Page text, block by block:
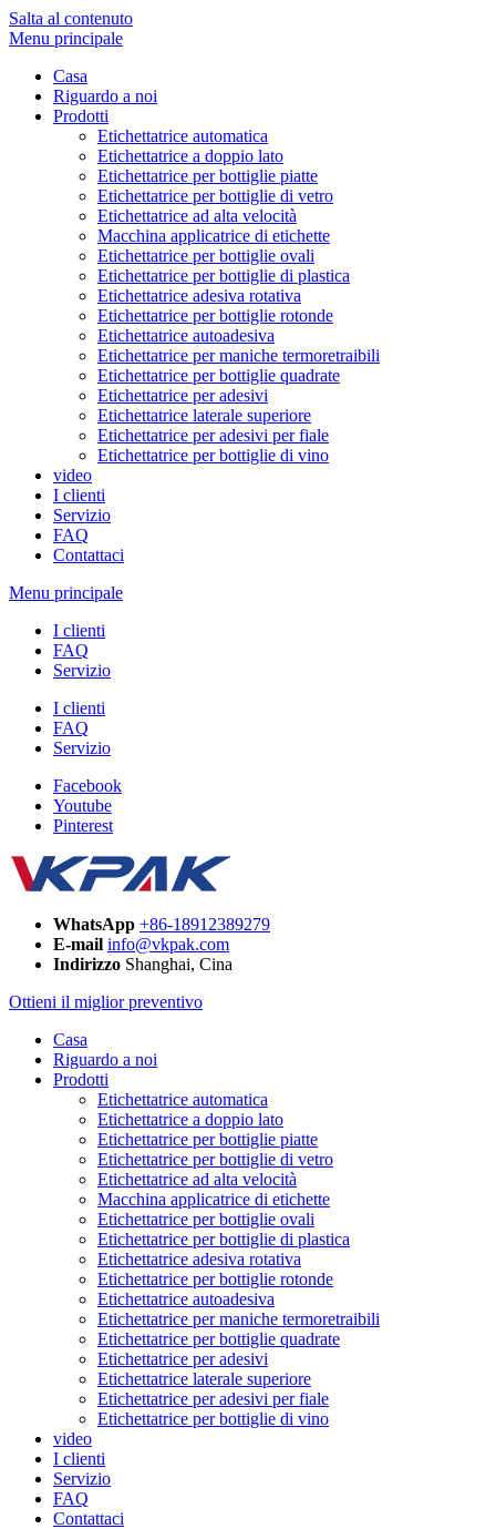
Salta al contenuto
Menu principale
Casa
Riguardo a noi
Prodotti
Etichettatrice automatica
Etichettatrice a doppio lato
Etichettatrice per bottiglie piatte
Etichettatrice per bottiglie di vetro
Etichettatrice ad alta velocità
Macchina applicatrice di etichette
Etichettatrice per bottiglie ovali
Etichettatrice per bottiglie di plastica
Etichettatrice adesiva rotativa
Etichettatrice per bottiglie rotonde
Etichettatrice autoadesiva
Etichettatrice per maniche termoretraibili
Etichettatrice per bottiglie quadrate
Etichettatrice per adesivi
Etichettatrice laterale superiore
Etichettatrice per adesivi per fiale
Etichettatrice per bottiglie di vino
video
I clienti
Servizio
FAQ
Contattaci
Menu principale
I clienti
FAQ
Servizio
I clienti
FAQ
Servizio
Facebook
Youtube
Pinterest
WhatsApp +86-18912389279
E-mail info@vkpak.com
Indirizzo Shanghai, Cina
Ottieni il miglior preventivo
Casa
Riguardo a noi
Prodotti
Etichettatrice automatica
Etichettatrice a doppio lato
Etichettatrice per bottiglie piatte
Etichettatrice per bottiglie di vetro
Etichettatrice ad alta velocità
Macchina applicatrice di etichette
Etichettatrice per bottiglie ovali
Etichettatrice per bottiglie di plastica
Etichettatrice adesiva rotativa
Etichettatrice per bottiglie rotonde
Etichettatrice autoadesiva
Etichettatrice per maniche termoretraibili
Etichettatrice per bottiglie quadrate
Etichettatrice per adesivi
Etichettatrice laterale superiore
Etichettatrice per adesivi per fiale
Etichettatrice per bottiglie di vino
video
I clienti
Servizio
FAQ
Contattaci